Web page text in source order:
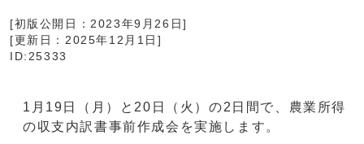
[初版公開日：2023年9月26日]
[更新日： 2025年12月1日 ]
ID:25333
1月19日（月）と20日（火）の2日間で、農業所得
の収支内訳書事前作成会を実施します。